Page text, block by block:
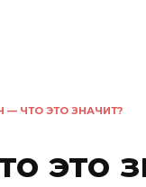
— ЧТО ЭТО ЗНАЧИТ?
это